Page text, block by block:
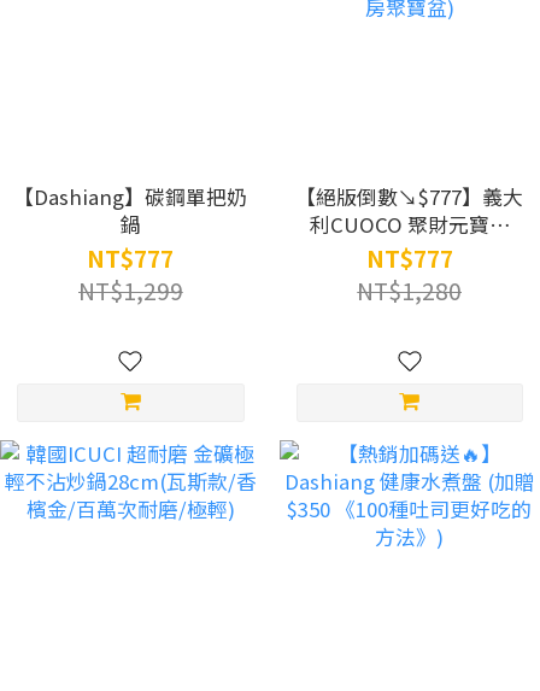
【Dashiang】碳鋼單把奶
鍋
NT$777
NT$1,299
【絕版倒數↘$777】義大
利CUOCO 聚財元寶鍋
20cm (最後60組｜買鍋送
財氣｜廚房聚寶盆)
NT$777
NT$1,280